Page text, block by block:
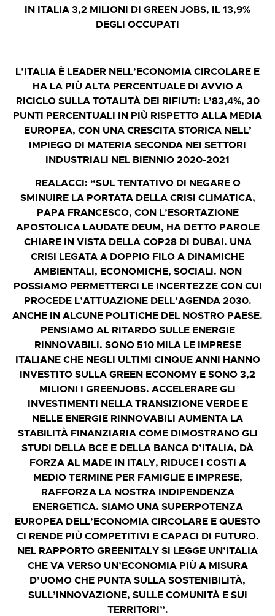
IN ITALIA 3,2 MILIONI DI GREEN JOBS, IL 13,9%
DEGLI OCCUPATI
L’ITALIA È LEADER NELL’ECONOMIA CIRCOLARE E
HA LA PIÙ ALTA PERCENTUALE DI AVVIO A
RICICLO SULLA TOTALITÀ DEI RIFIUTI: L’83,4%, 30
PUNTI PERCENTUALI IN PIÙ RISPETTO ALLA MEDIA
EUROPEA, CON UNA CRESCITA STORICA NELL’
IMPIEGO DI MATERIA SECONDA NEI SETTORI
INDUSTRIALI NEL BIENNIO 2020-2021
REALACCI: “SUL TENTATIVO DI NEGARE O
SMINUIRE LA PORTATA DELLA CRISI CLIMATICA,
PAPA FRANCESCO, CON L’ESORTAZIONE
APOSTOLICA LAUDATE DEUM, HA DETTO PAROLE
CHIARE IN VISTA DELLA COP28 DI DUBAI. UNA
CRISI LEGATA A DOPPIO FILO A DINAMICHE
AMBIENTALI, ECONOMICHE, SOCIALI. NON
POSSIAMO PERMETTERCI LE INCERTEZZE CON CUI
PROCEDE L’ATTUAZIONE DELL’AGENDA 2030.
ANCHE IN ALCUNE POLITICHE DEL NOSTRO PAESE.
PENSIAMO AL RITARDO SULLE ENERGIE
RINNOVABILI. SONO 510 MILA LE IMPRESE
ITALIANE CHE NEGLI ULTIMI CINQUE ANNI HANNO
INVESTITO SULLA GREEN ECONOMY E SONO 3,2
MILIONI I GREENJOBS. ACCELERARE GLI
INVESTIMENTI NELLA TRANSIZIONE VERDE E
NELLE ENERGIE RINNOVABILI AUMENTA LA
STABILITÀ FINANZIARIA COME DIMOSTRANO GLI
STUDI DELLA BCE E DELLA BANCA D’ITALIA, DÀ
FORZA AL MADE IN ITALY, RIDUCE I COSTI A
MEDIO TERMINE PER FAMIGLIE E IMPRESE,
RAFFORZA LA NOSTRA INDIPENDENZA
ENERGETICA. SIAMO UNA SUPERPOTENZA
EUROPEA DELL’ECONOMIA CIRCOLARE E QUESTO
CI RENDE PIÙ COMPETITIVI E CAPACI DI FUTURO.
NEL RAPPORTO GREENITALY SI LEGGE UN’ITALIA
CHE VA VERSO UN’ECONOMIA PIÙ A MISURA
D’UOMO CHE PUNTA SULLA SOSTENIBILITÀ,
SULL’INNOVAZIONE, SULLE COMUNITÀ E SUI
TERRITORI”.